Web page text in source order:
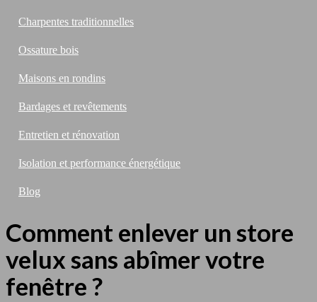
Charpentes traditionnelles
Ossature bois
Maisons en rondins
Bardages et revêtements
Entretien et rénovation
Isolation et performance énergétique
Blog
Comment enlever un store
velux sans abîmer votre
fenêtre ?